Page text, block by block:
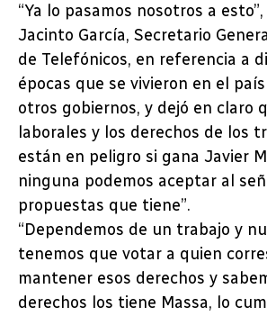
“Ya lo pasamos nosotros a
Jacinto García, Secretario
de Telefónicos, en referencia a
épocas que se vivieron en el
otros gobiernos, y dejó en claro
laborales y los derechos de los
están en peligro si gana Javier
ninguna podemos aceptar al
propuestas que tiene”.
“Dependemos de un trabajo y
tenemos que votar a quien
mantener esos derechos y
derechos los tiene Massa, lo